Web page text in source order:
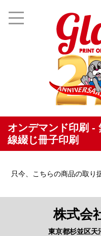
オンデマンド印刷 -
線綴じ冊子印刷
只今、こちらの商品の取り
株式会
東京都杉並区天